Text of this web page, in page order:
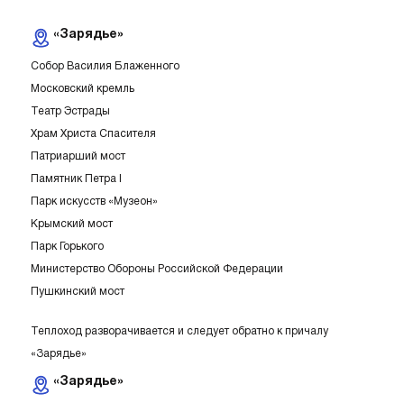
«Зарядье»
Собор Василия Блаженного
Московский кремль
Театр Эстрады
Храм Христа Спасителя
Патриарший мост
Памятник Петра I
Парк искусств «Музеон»
Крымский мост
Парк Горького
Министерство Обороны Российской Федерации
Пушкинский мост
Теплоход разворачивается и следует обратно к причалу
«Зарядье»
«Зарядье»